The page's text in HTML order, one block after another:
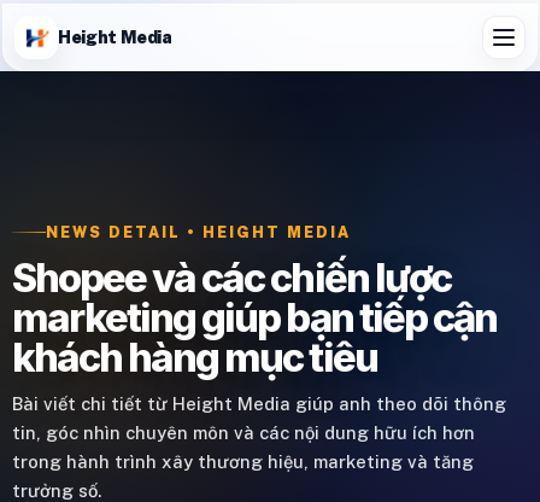
Height Media
NEWS DETAIL • HEIGHT MEDIA
Shopee và các chiến lược
marketing giúp bạn tiếp cận
khách hàng mục tiêu
Bài viết chi tiết từ Height Media giúp anh theo dõi thông
tin, góc nhìn chuyên môn và các nội dung hữu ích hơn
trong hành trình xây thương hiệu, marketing và tăng
trưởng số.